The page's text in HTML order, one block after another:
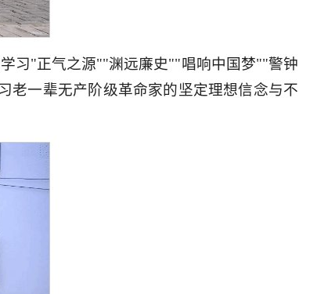
习"正气之源""渊远廉史""唱响中国梦""警钟
老一辈无产阶级革命家的坚定理想信念与不